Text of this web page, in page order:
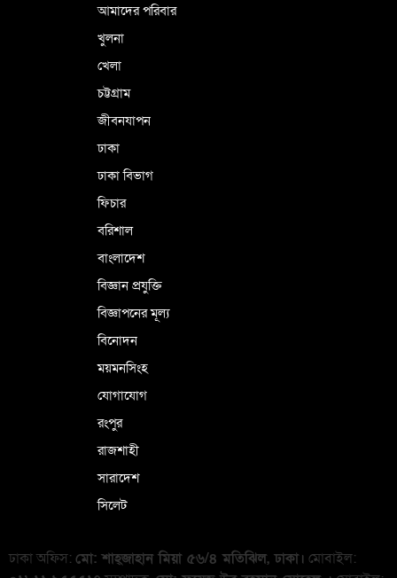
আমাদের পরিবার
খুলনা
খেলা
চট্টগ্রাম
জীবনযাপন
ঢাকা
ঢাকা বিভাগ
ফিচার
বরিশাল
বাংলাদেশ
বিজ্ঞান প্রযুক্তি
বিজ্ঞাপনের মূল্য
বিনোদন
ময়মনসিংহ
যোগাযোগ
রংপুর
রাজশাহী
সারাদেশ
সিলেট
ঢাকা অফিস: মো: শাহ্জাহান মিয়া ৫৬/৪ মতিঝিল, ঢাকা। মোবাইল: